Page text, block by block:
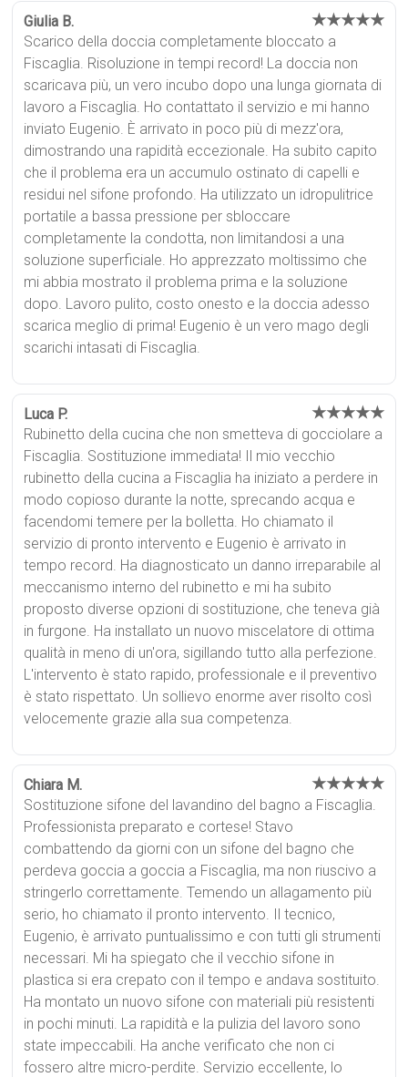
Giulia B. ★★★★★
Scarico della doccia completamente bloccato a
Fiscaglia. Risoluzione in tempi record! La doccia non
scaricava più, un vero incubo dopo una lunga giornata di
lavoro a Fiscaglia. Ho contattato il servizio e mi hanno
inviato Eugenio. È arrivato in poco più di mezz'ora,
dimostrando una rapidità eccezionale. Ha subito capito
che il problema era un accumulo ostinato di capelli e
residui nel sifone profondo. Ha utilizzato un idropulitrice
portatile a bassa pressione per sbloccare
completamente la condotta, non limitandosi a una
soluzione superficiale. Ho apprezzato moltissimo che
mi abbia mostrato il problema prima e la soluzione
dopo. Lavoro pulito, costo onesto e la doccia adesso
scarica meglio di prima! Eugenio è un vero mago degli
scarichi intasati di Fiscaglia.
Luca P. ★★★★★
Rubinetto della cucina che non smetteva di gocciolare a
Fiscaglia. Sostituzione immediata! Il mio vecchio
rubinetto della cucina a Fiscaglia ha iniziato a perdere in
modo copioso durante la notte, sprecando acqua e
facendomi temere per la bolletta. Ho chiamato il
servizio di pronto intervento e Eugenio è arrivato in
tempo record. Ha diagnosticato un danno irreparabile al
meccanismo interno del rubinetto e mi ha subito
proposto diverse opzioni di sostituzione, che teneva già
in furgone. Ha installato un nuovo miscelatore di ottima
qualità in meno di un'ora, sigillando tutto alla perfezione.
L'intervento è stato rapido, professionale e il preventivo
è stato rispettato. Un sollievo enorme aver risolto così
velocemente grazie alla sua competenza.
Chiara M. ★★★★★
Sostituzione sifone del lavandino del bagno a Fiscaglia.
Professionista preparato e cortese! Stavo
combattendo da giorni con un sifone del bagno che
perdeva goccia a goccia a Fiscaglia, ma non riuscivo a
stringerlo correttamente. Temendo un allagamento più
serio, ho chiamato il pronto intervento. Il tecnico,
Eugenio, è arrivato puntualissimo e con tutti gli strumenti
necessari. Mi ha spiegato che il vecchio sifone in
plastica si era crepato con il tempo e andava sostituito.
Ha montato un nuovo sifone con materiali più resistenti
in pochi minuti. La rapidità e la pulizia del lavoro sono
state impeccabili. Ha anche verificato che non ci
fossero altre micro-perdite. Servizio eccellente, lo